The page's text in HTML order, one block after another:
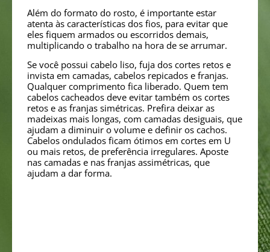
Além do formato do rosto, é importante estar
atenta às características dos fios, para evitar que
eles fiquem armados ou escorridos demais,
multiplicando o trabalho na hora de se arrumar.
Se você possui cabelo liso, fuja dos cortes retos e
invista em camadas, cabelos repicados e franjas.
Qualquer comprimento fica liberado. Quem tem
cabelos cacheados deve evitar também os cortes
retos e as franjas simétricas. Prefira deixar as
madeixas mais longas, com camadas desiguais, que
ajudam a diminuir o volume e definir os cachos.
Cabelos ondulados ficam ótimos em cortes em U
ou mais retos, de preferência irregulares. Aposte
nas camadas e nas franjas assimétricas, que
ajudam a dar forma.